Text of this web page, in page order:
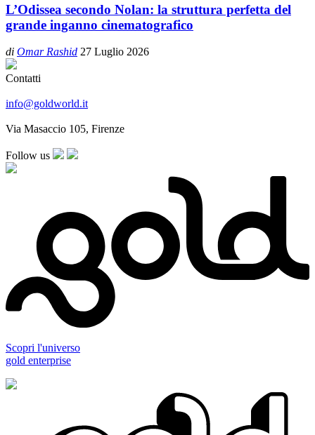
L’Odissea secondo Nolan: la struttura perfetta del
grande inganno cinematografico
di Omar Rashid 27 Luglio 2026
Contatti
info@goldworld.it
Via Masaccio 105, Firenze
Follow us
Scopri l'universo
gold enterprise